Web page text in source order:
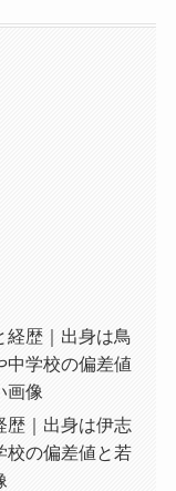
経歴｜出身は鳥
中学校の偏差値
画像
歴｜出身は伊志
校の偏差値と若